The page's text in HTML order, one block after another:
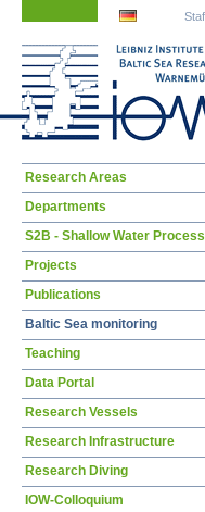
Skip
Research Areas
Departments
S2B - Shallow Water
Projects
Publications
Baltic Sea monitoring
Teaching
Data Portal
Research Vessels
Research Infrastructure
Research Diving
IOW-Colloquium